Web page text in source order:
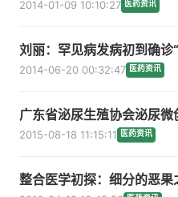
2014-01-09 10:10:27 医药资讯
刘丽：罕见病发病初到确诊
2014-06-20 00:32:47 医药资讯
广东省泌尿生殖协会泌尿
2015-08-18 11:15:11 医药资讯
整合医学初探：细分的恶